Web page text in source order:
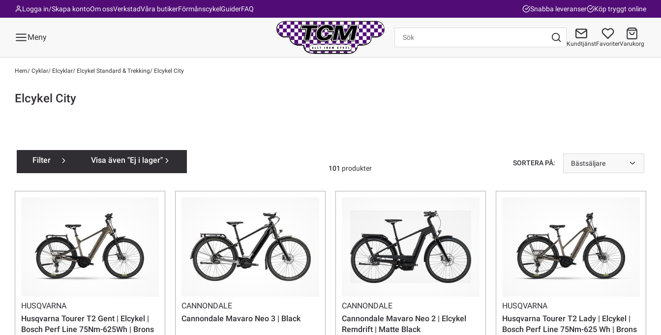
Om ossVerkstadVåra butikerFörmånscykelGuiderFAQ
Logga in/Skapa konto Snabba leveranser Köp tryggt online
Meny
KundtjänstFavoriterVarukorg
Hem Cyklar Elcyklar Elcykel Standard & Trekking Elcykel City
Elcykel City
Filter Visa även "Ej i lager" SORTERA PÅ: Bästsäljare
101 produkter
HUSQVARNA
Husqvarna Tourer T2 Gent | Elcykel |
Bosch Perf Line 75Nm-625Wh | Brons
CANNONDALE
Cannondale Mavaro Neo 3 | Black
CANNONDALE
Cannondale Mavaro Neo 2 | Elcykel
Remdrift | Matte Black
HUSQVARNA
Husqvarna Tourer T2 Lady | Elcykel |
Bosch Perf Line 75Nm-625 Wh | Brons